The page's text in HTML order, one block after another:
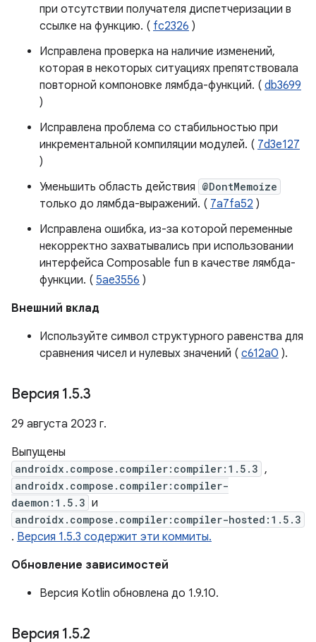
при отсутствии получателя диспетчеризации в
ссылке на функцию. ( fc2326 )
Исправлена ​​проверка на наличие изменений,
которая в некоторых ситуациях препятствовала
повторной компоновке лямбда-функций. ( db3699
)
Исправлена ​​проблема со стабильностью при
инкрементальной компиляции модулей. ( 7d3e127
)
Уменьшить область действия @DontMemoize
только до лямбда-выражений. ( 7a7fa52 )
Исправлена ​​ошибка, из-за которой переменные
некорректно захватывались при использовании
интерфейса Composable fun в качестве лямбда-
функции. ( 5ae3556 )
Внешний вклад
Используйте символ структурного равенства для
сравнения чисел и нулевых значений ( c612a0 ).
Версия 1.5.3
29 августа 2023 г.
Выпущены
androidx.compose.compiler:compiler:1.5.3 ,
androidx.compose.compiler:compiler-
daemon:1.5.3 и
androidx.compose.compiler:compiler-hosted:1.5.3
. Версия 1.5.3 содержит эти коммиты.
Обновление зависимостей
Версия Kotlin обновлена ​​до 1.9.10.
Версия 1.5.2